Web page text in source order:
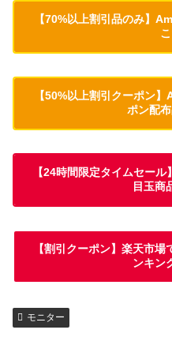
【70%以上割引品のみ】
【50%以上割引クーポン
ポン配
【24時間限定タイムセー
目玉商
【割引クーポン】楽天市
ンキン
モニター